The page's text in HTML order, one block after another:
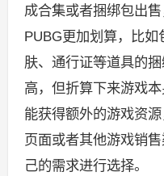
成合集或者捆绑包出
PUBG更加划算，比
肤、通行证等道具的
高，但折算下来游戏
能获得额外的游戏资
页面或者其他游戏销
己的需求进行选择。